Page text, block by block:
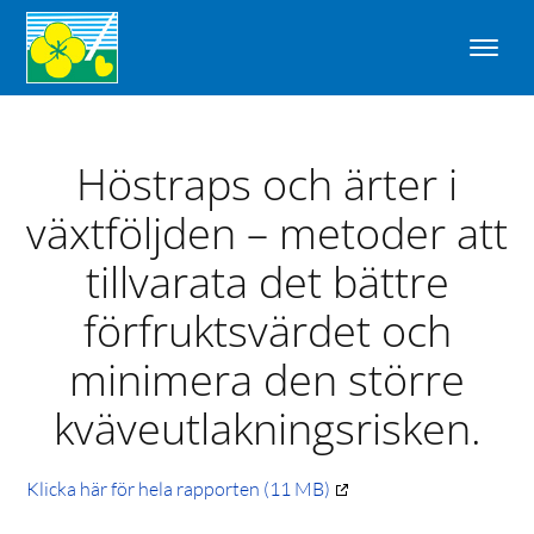
Höstraps och ärter i
växtföljden – metoder att
tillvarata det bättre
förfruktsvärdet och
minimera den större
kväveutlakningsrisken.
Klicka här för hela rapporten (11 MB)